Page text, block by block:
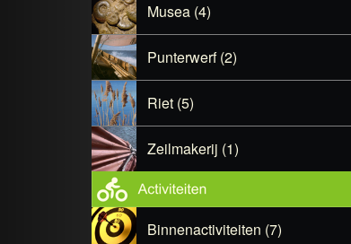
Musea (4)
Punterwerf (2)
Riet (5)
Zeilmakerij (1)
Binnenactiviteiten (7)